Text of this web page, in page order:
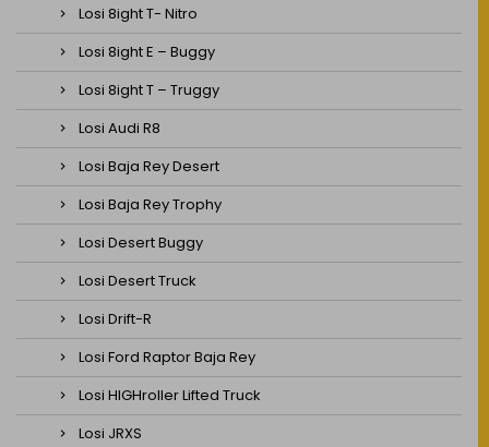
Losi 8ight T- Nitro
Losi 8ight E – Buggy
Losi 8ight T – Truggy
Losi Audi R8
Losi Baja Rey Desert
Losi Baja Rey Trophy
Losi Desert Buggy
Losi Desert Truck
Losi Drift-R
Losi Ford Raptor Baja Rey
Losi HIGHroller Lifted Truck
Losi JRXS